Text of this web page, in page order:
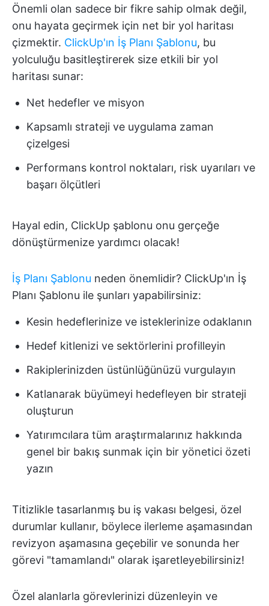
Önemli olan sadece bir fikre sahip olmak değil,
onu hayata geçirmek için net bir yol haritası
çizmektir. ClickUp'ın İş Planı Şablonu, bu
yolculuğu basitleştirerek size etkili bir yol
haritası sunar:
Net hedefler ve misyon
Kapsamlı strateji ve uygulama zaman
çizelgesi
Performans kontrol noktaları, risk uyarıları ve
başarı ölçütleri
Hayal edin, ClickUp şablonu onu gerçeğe
dönüştürmenize yardımcı olacak!
İş Planı Şablonu neden önemlidir? ClickUp'ın İş
Planı Şablonu ile şunları yapabilirsiniz:
Kesin hedeflerinize ve isteklerinize odaklanın
Hedef kitlenizi ve sektörlerini profilleyin
Rakiplerinizden üstünlüğünüzü vurgulayın
Katlanarak büyümeyi hedefleyen bir strateji
oluşturun
Yatırımcılara tüm araştırmalarınız hakkında
genel bir bakış sunmak için bir yönetici özeti
yazın
Titizlikle tasarlanmış bu iş vakası belgesi, özel
durumlar kullanır, böylece ilerleme aşamasından
revizyon aşamasına geçebilir ve sonunda her
görevi "tamamlandı" olarak işaretleyebilirsiniz!
Özel alanlarla görevlerinizi düzenleyin ve